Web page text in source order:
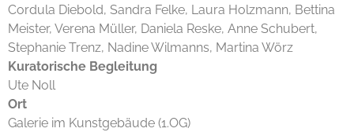
Cordula Diebold, Sandra Felke, Laura Holzmann, Bettina
Meister, Verena Müller, Daniela Reske, Anne Schubert,
Stephanie Trenz, Nadine Wilmanns, Martina Wörz
Kuratorische Begleitung
Ute Noll
Ort
Galerie im Kunstgebäude (1.OG)